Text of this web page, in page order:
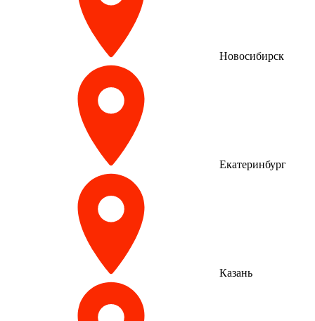
Новосибирск
Екатеринбург
Казань